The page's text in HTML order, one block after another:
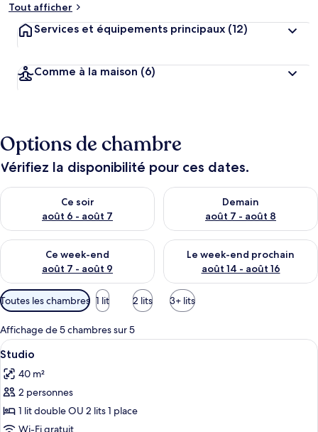
Tout afficher
Services et équipements principaux (12)
Comme à la maison (6)
Options de chambre
Vérifiez la disponibilité pour ces dates.
Ce soir
août 6 - août 7
Vérifier la disponibilité pour ce soir août 6 - août 7
Demain
août 7 - août 8
Vérifier la disponibilité pour
Ce week-end
août 7 - août 9
Vérifier la disponibilité pour ce week-end août 7 - août 9
Le week-end prochain
août 14 - août 16
Vérifier la disponibilité pour
Filtres
disponibles
pour
les
chambres
Toutes les chambres 1 lit 2 lits 3+ lits
Affichage de 5 chambres sur 5
Afficher
toutes
les
photos
pour
ce
Une cuisine avec un plan de travail
23
Studio
40 m²
2 personnes
1 lit double OU 2 lits 1 place
Wi-Fi gratuit